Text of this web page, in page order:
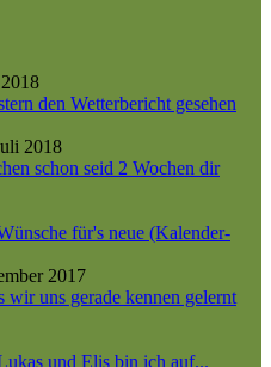
den Wetterbericht gesehen
2018
schon seid 2 Wochen dir
für's neue (Kalender-
2017
wir uns gerade kennen gelernt
und Elis bin ich auf...